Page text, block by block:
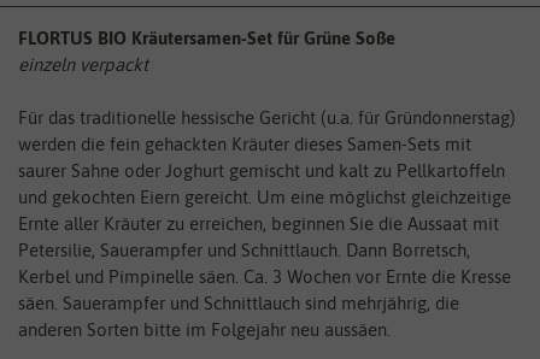
FLORTUS BIO Kräutersamen-Set für Grüne Soße
einzeln verpackt
Für das traditionelle hessische Gericht (u.a. für Gründonnerstag)
werden die fein gehackten Kräuter dieses Samen-Sets mit
saurer Sahne oder Joghurt gemischt und kalt zu Pellkartoffeln
und gekochten Eiern gereicht. Um eine möglichst gleichzeitige
Ernte aller Kräuter zu erreichen, beginnen Sie die Aussaat mit
Petersilie, Sauerampfer und Schnittlauch. Dann Borretsch,
Kerbel und Pimpinelle säen. Ca. 3 Wochen vor Ernte die Kresse
säen. Sauerampfer und Schnittlauch sind mehrjährig, die
anderen Sorten bitte im Folgejahr neu aussäen.